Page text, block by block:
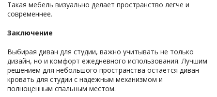
Такая мебель визуально делает пространство легче и
современнее.
Заключение
Выбирая диван для студии, важно учитывать не только
дизайн, но и комфорт ежедневного использования. Лучшим
решением для небольшого пространства остается диван
кровать для студии с надежным механизмом и
полноценным спальным местом.